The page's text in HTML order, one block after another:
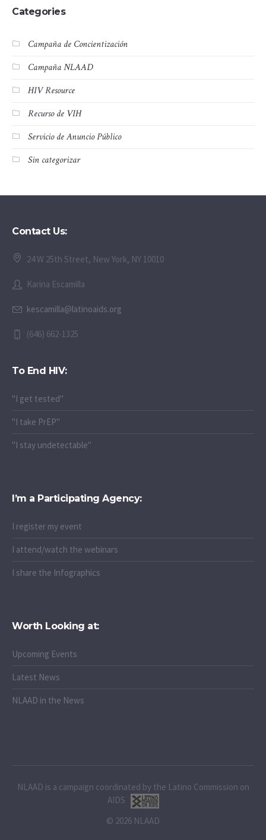
Categories
Campaña de Concientización
Campaña NLAAD
HIV Resource
Recurso de VIH
Servicio de Anuncio Público
Sin categorizar
Contact Us:
24 W 25th Street, New York, NY 10010
Karina Escamilla
kescamilla@latinoaids.org
(646) 662-1325
To End HIV:
"I get tested"
"I take PrEP"
"I stay undetectable"
I’m a Participating Agency:
I register my event
I attend/watch the webinars
I share the Infographics
Worth Looking at:
Upcoming Events
Latest News
NLAAD in the News
NLAAD is a campaign coordinated by the Latino Commission on
AIDS
© 2026 NLAAD